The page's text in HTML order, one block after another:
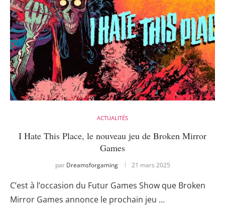
ACTUALITÉS
I Hate This Place, le nouveau jeu de Broken Mirror
Games
par Dreamsforgaming 21 mars 2025
C’est à l’occasion du Futur Games Show que Broken
Mirror Games annonce le prochain jeu …